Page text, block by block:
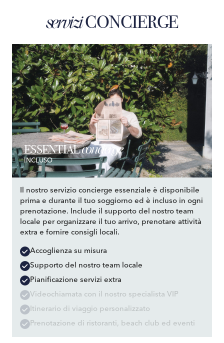
serviziCONCIERGE
ESSENTIALconcierge
INCLUSO
Il nostro servizio concierge essenziale è disponibile
prima e durante il tuo soggiorno ed è incluso in ogni
prenotazione. Include il supporto del nostro team
locale per organizzare il tuo arrivo, prenotare attività
extra e fornire consigli locali.
Accoglienza su misura
Supporto del nostro team locale
Pianificazione servizi extra
Videochiamata con il nostro specialista VIP
Itinerario di viaggio personalizzato
Prenotazione di ristoranti, beach club ed eventi